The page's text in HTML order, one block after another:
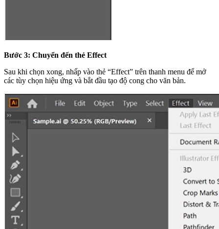
Bước 3: Chuyển đến thẻ Effect
Sau khi chọn xong, nhấp vào thẻ “Effect” trên thanh menu để mở
các tùy chọn hiệu ứng và bắt đầu tạo độ cong cho văn bản.